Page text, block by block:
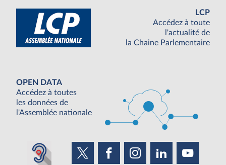
LCP
Accédez à toute
l'actualité de
la Chaine Parlementaire
OPEN DATA
Accédez à toutes
les données de
l'Assemblée nationale